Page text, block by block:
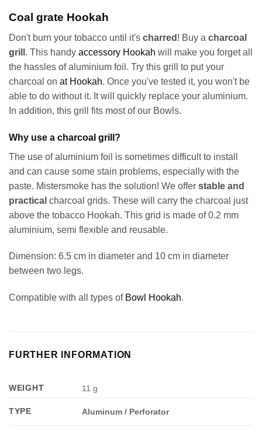
Coal grate Hookah
Don't burn your tobacco until it's charred ! Buy a charcoal
grill . This handy accessory Hookah will make you forget all
the hassles of aluminium foil. Try this grill to put your
charcoal on at Hookah. Once you've tested it, you won't be
able to do without it. It will quickly replace your aluminium.
In addition, this grill fits most of our Bowls.
Why use a charcoal grill?
The use of aluminium foil is sometimes difficult to install
and can cause some stain problems, especially with the
paste. Mistersmoke has the solution! We offer stable and
practical charcoal grids. These will carry the charcoal just
above the tobacco Hookah. This grid is made of 0.2 mm
aluminium, semi flexible and reusable.
Dimension: 6.5 cm in diameter and 10 cm in diameter
between two legs.
Compatible with all types of Bowl Hookah.
FURTHER INFORMATION
WEIGHT 11 g
TYPE Aluminum / Perforator